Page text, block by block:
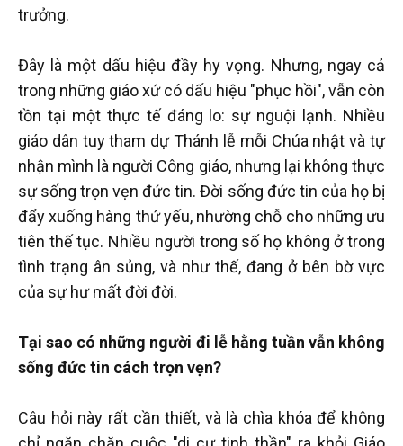
trưởng.
Đây là một dấu hiệu đầy hy vọng. Nhưng, ngay cả
trong những giáo xứ có dấu hiệu "phục hồi", vẫn còn
tồn tại một thực tế đáng lo: sự nguội lạnh. Nhiều
giáo dân tuy tham dự Thánh lễ mỗi Chúa nhật và tự
nhận mình là người Công giáo, nhưng lại không thực
sự sống trọn vẹn đức tin. Đời sống đức tin của họ bị
đẩy xuống hàng thứ yếu, nhường chỗ cho những ưu
tiên thế tục. Nhiều người trong số họ không ở trong
tình trạng ân sủng, và như thế, đang ở bên bờ vực
của sự hư mất đời đời.
Tại sao có những người đi lễ hằng tuần vẫn không
sống đức tin cách trọn vẹn?
Câu hỏi này rất cần thiết, và là chìa khóa để không